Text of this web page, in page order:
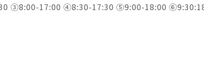
③8:00-17:00 ④8:30-17:30 ⑤9:00-18:00